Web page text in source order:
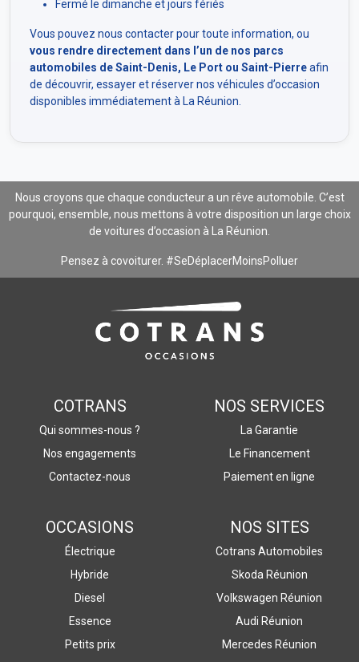
Fermé le dimanche et jours fériés
Vous pouvez nous contacter pour toute information, ou
vous rendre directement dans l’un de nos parcs
automobiles de Saint-Denis, Le Port ou Saint-Pierreafin
de découvrir, essayer et réserver nos véhicules d’occasion
disponibles immédiatement à La Réunion.
Nous croyons que chaque conducteur a un rêve automobile. C’est
pourquoi, ensemble, nous mettons à votre disposition un large choix
de voitures d’occasion à La Réunion.
Pensez à covoiturer. #SeDéplacerMoinsPolluer
COTRANS
Qui sommes-nous ?
Nos engagements
Contactez-nous
NOS SERVICES
La Garantie
Le Financement
Paiement en ligne
OCCASIONS
Électrique
Hybride
Diesel
Essence
Petits prix
NOS SITES
Cotrans Automobiles
Skoda Réunion
Volkswagen Réunion
Audi Réunion
Mercedes Réunion